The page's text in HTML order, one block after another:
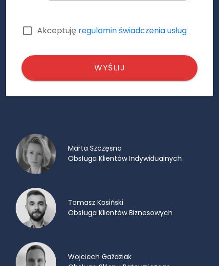
Akceptuję regulamin świadczenia usług
WYŚLIJ
Marta Szczęsna
Obsługa Klientów Indywidualnych
Tomasz Kosiński
Obsługa Klientów Biznesowych
Wojciech Gaździak